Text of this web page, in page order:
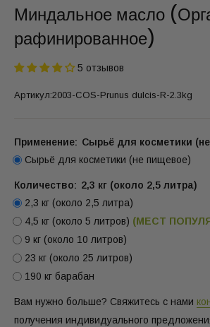
Миндальное масло
рафинированное)
5 отзывов
Артикул:2003-COS-Prunus dulcis-R-2.3kg
Применение: Сырьё для косметики
Сырьё для косметики (не пищевое)
Количество: 2,3 кг (около 2,5 литра)
2,3 кг (около 2,5 литра)
4,5 кг (около 5 литров) (МЕСТ
9 кг (около 10 литров)
23 кг (около 25 литров)
190 кг барабан
Вам нужно больше? Свяжитесь с нами
получения индивидуального